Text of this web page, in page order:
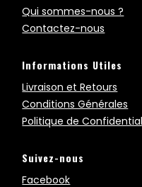
Qui sommes-nous ?
Contactez-nous
Informations Utiles
Livraison et Retours
Conditions Générales
Politique de
Suivez-nous
Facebook